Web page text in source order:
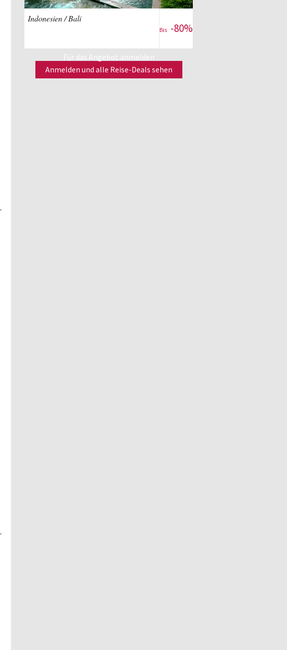
Indonesien / Bali
Bis -80%
Für das Angebot anmelden
Anmelden und alle Reise-Deals sehen